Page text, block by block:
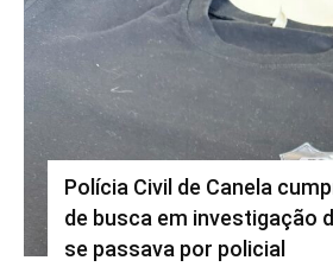
Polícia Civil de Canela
de busca em investigação
se passava por policial